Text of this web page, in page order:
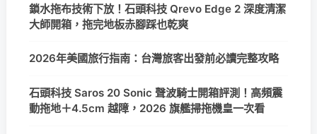
鎖水拖布技術下放！石頭科技 Qrevo Edge 2 深度清潔
大師開箱，拖完地板赤腳踩也乾爽
2026年美國旅行指南：台灣旅客出發前必讀完整攻略
石頭科技 Saros 20 Sonic 聲波騎士開箱評測！高頻震
動拖地＋4.5cm 越障，2026 旗艦掃拖機皇一次看